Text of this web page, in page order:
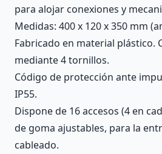
para alojar conexiones y
Medidas: 400 x 120 x 350 mm
Fabricado en material plástico.
mediante 4 tornillos.
Código de protección ante
IP55.
Dispone de 16 accesos (4 en
de goma ajustables, para la
cableado.